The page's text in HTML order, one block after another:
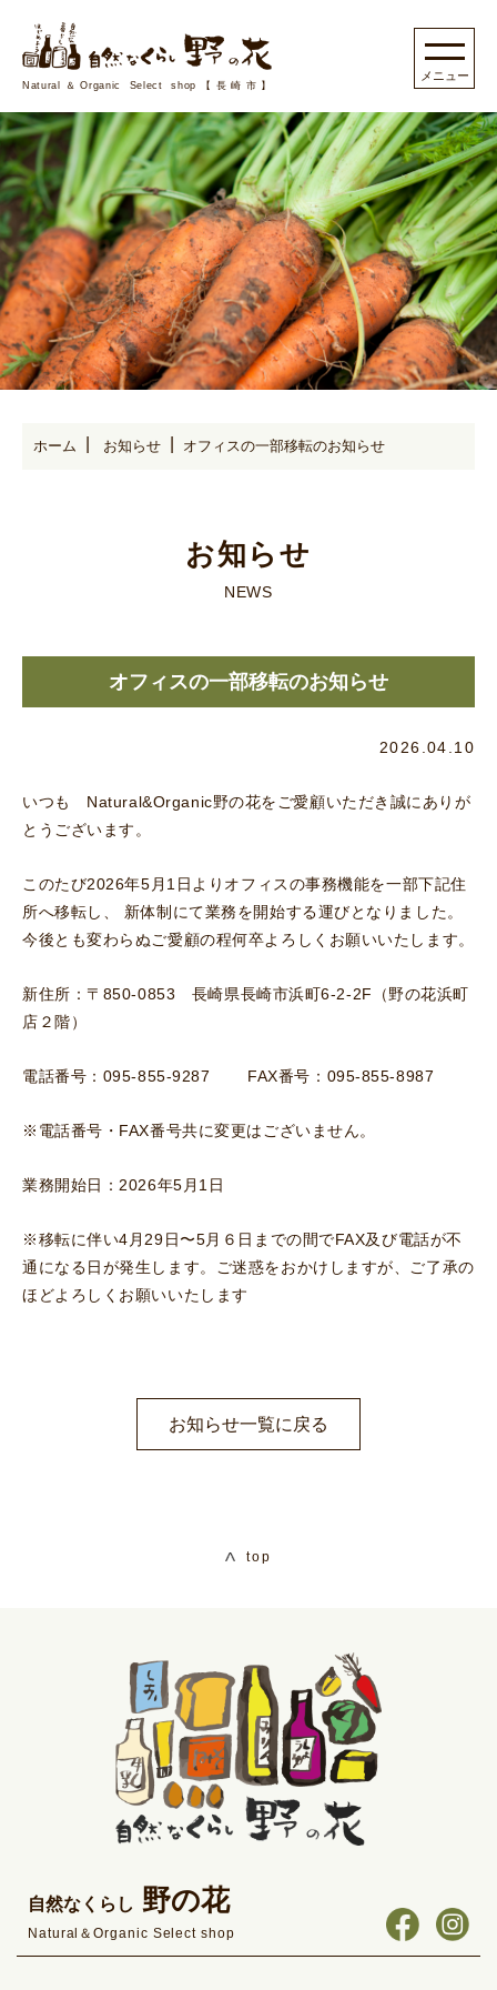
Natural＆Organic Select shop【長崎市】
ホーム お知らせ オフィスの一部移転のお知らせ
お知らせ
NEWS
オフィスの一部移転のお知らせ
2026.04.10
いつも Natural&Organic野の花をご愛顧いただき誠にありが
とうございます。
このたび2026年5月1日よりオフィスの事務機能を一部下記住
所へ移転し、 新体制にて業務を開始する運びとなりました。
今後とも変わらぬご愛顧の程何卒よろしくお願いいたします。
新住所：〒850-0853 長崎県長崎市浜町6-2-2F（野の花浜町
店２階）
電話番号：095-855-9287 FAX番号：095-855-8987
※電話番号・FAX番号共に変更はございません。
業務開始日：2026年5月1日
※移転に伴い4月29日〜5月６日までの間でFAX及び電話が不
通になる日が発生します。ご迷惑をおかけしますが、ご了承の
ほどよろしくお願いいたします
お知らせ一覧に戻る
top
自然なくらし 野の花
Natural＆Organic Select shop